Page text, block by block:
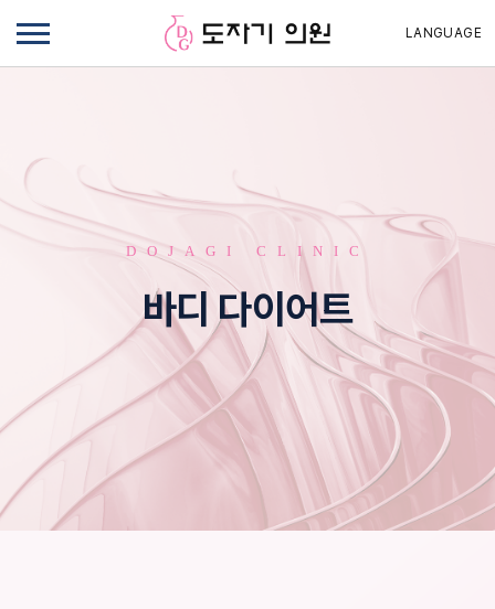
LANGUAGE
DOJAGI CLINIC
바디 다이어트